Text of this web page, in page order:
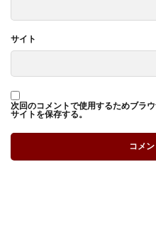
サイト
次回のコメントで使用するためブラ
サイトを保存する。